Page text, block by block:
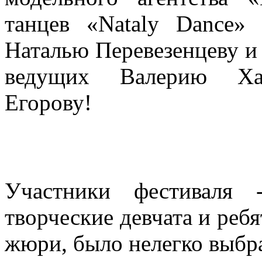
танцев «Nataly Dance»
Наталью Перевезенцеву
ведущих Валерию
Егорову!
Участники фестиваля
творческие девчата и
жюри, было нелегко